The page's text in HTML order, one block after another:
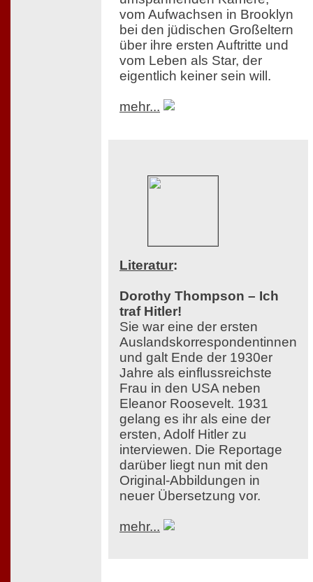
vom Aufwachsen in Brooklyn
bei den jüdischen Großeltern
über ihre ersten Auftritte und
vom Leben als Star, der
eigentlich keiner sein will.
mehr...
Literatur:
Dorothy Thompson – Ich
traf Hitler!
Sie war eine der ersten
Auslandskorrespondentinnen
und galt Ende der 1930er
Jahre als einflussreichste
Frau in den USA neben
Eleanor Roosevelt. 1931
gelang es ihr als eine der
ersten, Adolf Hitler zu
interviewen. Die Reportage
darüber liegt nun mit den
Original-Abbildungen in
neuer Übersetzung vor.
mehr...